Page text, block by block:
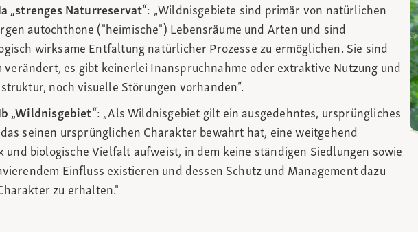
„strenges Naturreservat“: „Wildnisgebiete sind primär von natürlichen
autochthone ("heimische") Lebensräume und Arten und sind
wirksame Entfaltung natürlicher Prozesse zu ermöglichen. Sie sind
verändert, es gibt keinerlei Inanspruchnahme oder extraktive Nutzung und
noch visuelle Störungen vorhanden“.
„Wildnisgebiet“: „Als Wildnisgebiet gilt ein ausgedehntes, ursprüngliches
seinen ursprünglichen Charakter bewahrt hat, eine weitgehend
und biologische Vielfalt aufweist, in dem keine ständigen Siedlungen sowie
Einfluss existieren und dessen Schutz und Management dazu
zu erhalten."